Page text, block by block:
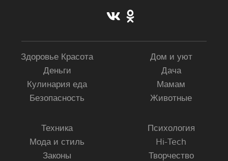
Здоровье Красота
Деньги
Кулинария еда
Безопасность
Дом и уют
Дача
Мамам
Животные
Техника
Мода и стиль
Законы
Психология
Hi-Tech
Творчество